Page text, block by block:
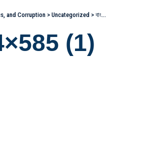
and Corruption > Uncategorized > বাংলাদেশ স্যাটেলাইট ১: লাভের গল্পের আড়ালে লোকসানের নথি, ৪০টি ট্রান্সপন্ডার অর্ধেকই খালি
(1)